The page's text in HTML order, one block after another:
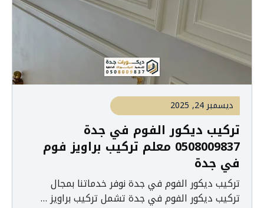
ديسمبر 24, 2025
تركيب ديكور الفوم في جدة
0508009837 معلم تركيب براويز فوم
في جدة
تركيب ديكور الفوم في جدة نوفر خدماتنا بمجال
تركيب ديكور الفوم في جدة تشمل تركيب براويز …